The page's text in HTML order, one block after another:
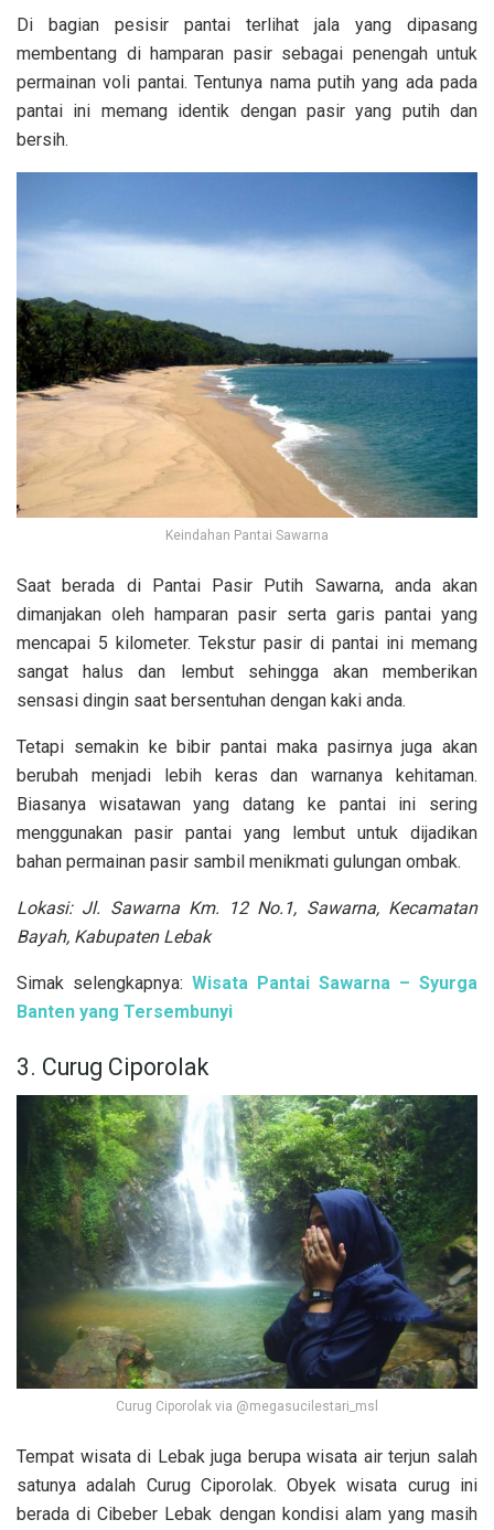
Di bagian pesisir pantai terlihat jala yang dipasang
membentang di hamparan pasir sebagai penengah untuk
permainan voli pantai. Tentunya nama putih yang ada pada
pantai ini memang identik dengan pasir yang putih dan
bersih.
Keindahan Pantai Sawarna
Saat berada di Pantai Pasir Putih Sawarna, anda akan
dimanjakan oleh hamparan pasir serta garis pantai yang
mencapai 5 kilometer. Tekstur pasir di pantai ini memang
sangat halus dan lembut sehingga akan memberikan
sensasi dingin saat bersentuhan dengan kaki anda.
Tetapi semakin ke bibir pantai maka pasirnya juga akan
berubah menjadi lebih keras dan warnanya kehitaman.
Biasanya wisatawan yang datang ke pantai ini sering
menggunakan pasir pantai yang lembut untuk dijadikan
bahan permainan pasir sambil menikmati gulungan ombak.
Lokasi: Jl. Sawarna Km. 12 No.1, Sawarna, Kecamatan
Bayah, Kabupaten Lebak
Simak selengkapnya: Wisata Pantai Sawarna – Syurga
Banten yang Tersembunyi
3. Curug Ciporolak
Curug Ciporolak via @megasucilestari_msl
Tempat wisata di Lebak juga berupa wisata air terjun salah
satunya adalah Curug Ciporolak. Obyek wisata curug ini
berada di Cibeber Lebak dengan kondisi alam yang masih